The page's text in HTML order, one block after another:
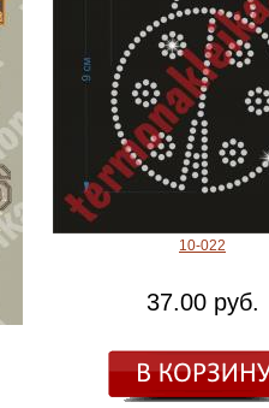
10-022
37.00 руб.